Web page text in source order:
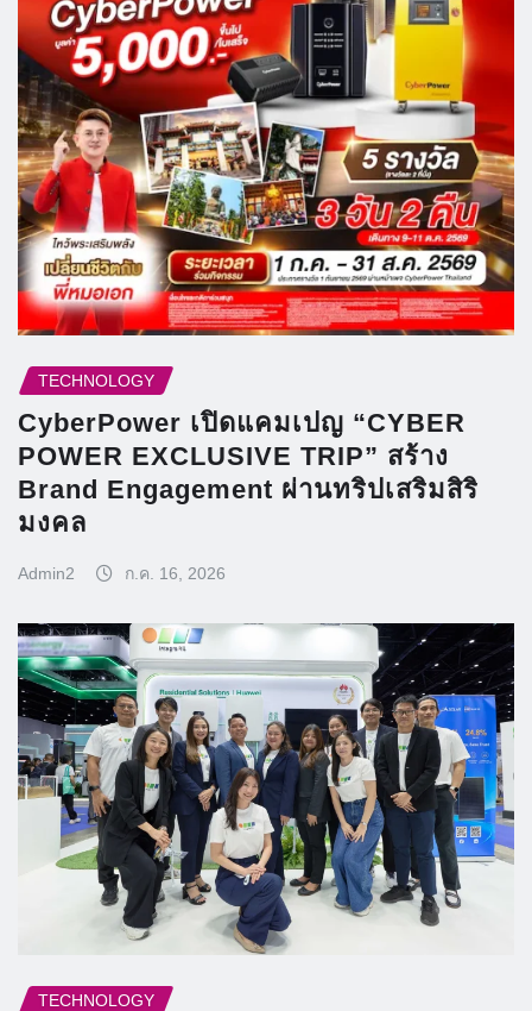
TECHNOLOGY
CyberPower เปิดแคมเปญ “CYBER
POWER EXCLUSIVE TRIP” สร้าง
Brand Engagement ผ่านทริปเสริมสิริ
มงคล
Admin2 ก.ค. 16, 2026
TECHNOLOGY